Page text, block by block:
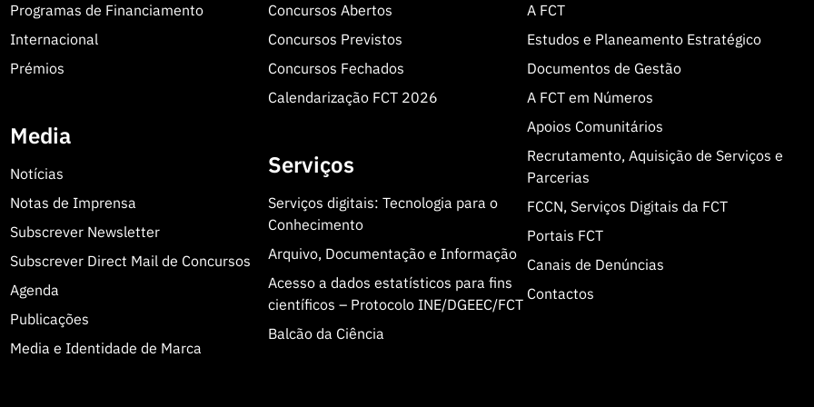
Programas de Financiamento
Internacional
Prémios
Media
Notícias
Notas de Imprensa
Subscrever Newsletter
Subscrever Direct Mail de Concursos
Agenda
Publicações
Media e Identidade de Marca
Concursos Abertos
Concursos Previstos
Concursos Fechados
Calendarização FCT 2026
Serviços
Serviços digitais: Tecnologia para o
Conhecimento
Arquivo, Documentação e Informação
Acesso a dados estatísticos para fins
científicos – Protocolo INE/DGEEC/FCT
Balcão da Ciência
A FCT
Estudos e Planeamento Estratégico
Documentos de Gestão
A FCT em Números
Apoios Comunitários
Recrutamento, Aquisição de Serviços e
Parcerias
FCCN, Serviços Digitais da FCT
Portais FCT
Canais de Denúncias
Contactos